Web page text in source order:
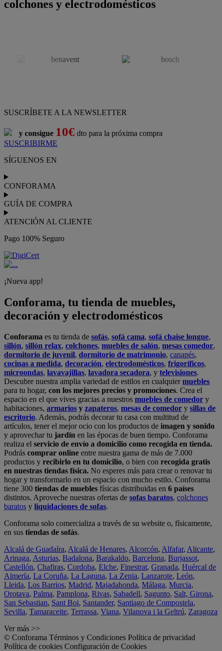
colchones y electrodomésticos
SUSCRÍBETE A LA NEWSLETTER
y consigue 10€ dto para la próxima compra
SUSCRIBIRME
SÍGUENOS EN
CONFORAMA
GUÍA DE COMPRA
ATENCIÓN AL CLIENTE
Pago 100% Seguro
¡Nueva app!
Conforama, tu tienda de muebles,
decoración y electrodomésticos
Conforama es tu tienda de sofás, sofá cama, sofá chaise longue,
sillón, sillón relax, colchones, muebles de salón, mesas comedor,
dormitorio de juvenil, dormitorio de matrimonio, canapés,
cocinas a medida, decoración, electrodomésticos, frigoríficos,
microondas, lavavajillas, lavadora secadora, y televisiones.
Descubre nuestra amplia variedad de estilos en cualquiermuebles
para tu hogar, con los mejores precios y promociones. Crea el
espacio en el que vives gracias a nuestros muebles de comedor y
habitaciones, armarios y zapateros, mesas de comedor y sillas de
escritorio. Además, podrás decorar tu casa con multitud de
artículos, tener el mejor ocio con los productos de imagen y sonido
y aprovechar tu jardín en las épocas de buen tiempo. Conforama
realiza el servicio de envío a domicilio como recogida en tienda.
Podrás comprar online entre nuestra gama de más de 7.000
productos y recibirlo en tu domicilio, o bien con recogida gratis
en nuestras tiendas física. No esperes más para crear o renovar tu
hogar y transformarlo en un espacio con mucho estilo. Conforama
tiene 300 tiendas de muebles físicas distribuidas en 6 países
distintos. Aproveche nuestras ofertas de sofas baratos, colchones
baratos y liquidaciones de sofas.
Conforama solo comercializa a través de su website o, físicamente,
en sus tiendas de sofás.
Alcalá de Guadaíra, Alcalá de Henares, Alcorcón, Alfafar, Alicante,
Arinaga, Asturias, Badalona, Barakaldo, Barcelona, Burjassot,
Castellón, Chafiras, Cordoba, Elche, Finestrat, Granada, Huércal de
Almería, La Coruña, La Laguna, La Zenia, Lanzarote, León,
Lleida, Los Barrios, Madrid, Majadahonda, Málaga, Murcia,
Orotava, Palma, Pamplona, Rivas, Sabadell, Sagunto, Salt, Girona,
San Sebastian, Sant Boi, Santander, Santiago de Compostela,
Sevilla, Tamaraceite, Terrassa, Viana, Vilanova i la Geltrú, Zaragoza
Ver más >>
© Conforama Términos y Condiciones Política de privacidad
Política de cookies Configuración de Cookies